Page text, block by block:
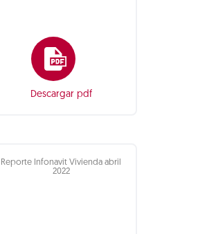
Descargar pdf
Reporte Infonavit Vivienda abril
2022